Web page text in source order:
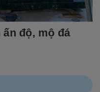
ấn độ, mộ đá